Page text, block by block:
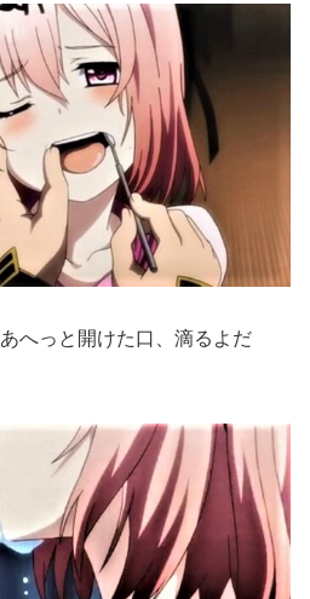
へっと開けた口、滴るよだ